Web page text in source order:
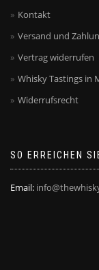
Kontakt
Versand und
Vertrag widerrufen
Whisky Tastings in
Widerrufsrecht
SO ERREICHEN
Email: